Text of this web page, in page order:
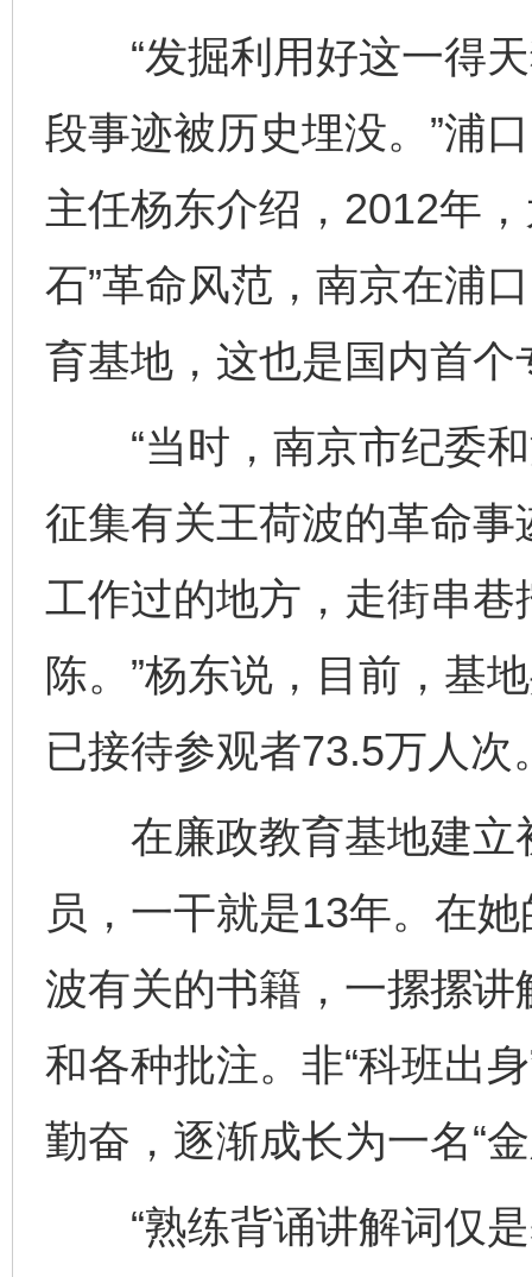
“发掘利用好这一得天
段事迹被历史埋没。”浦
主任杨东介绍，2012年
石”革命风范，南京在浦
育基地，这也是国内首
“当时，南京市纪委和
征集有关王荷波的革命
工作过的地方，走街串
陈。”杨东说，目前，基
已接待参观者73.5万人次
在廉政教育基地建立
员，一干就是13年。在
波有关的书籍，一摞摞
和各种批注。非“科班出
勤奋，逐渐成长为一名“
“熟练背诵讲解词仅是